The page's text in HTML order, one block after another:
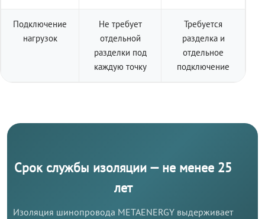
Подключение
нагрузок
Не требует
отдельной
разделки под
каждую точку
Требуется
разделка и
отдельное
подключение
Срок службы изоляции — не менее 25
лет
Изоляция шинопровода METAENERGY выдерживает